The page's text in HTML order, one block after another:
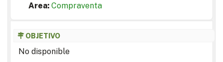
Area: Compraventa
OBJETIVO
No disponible